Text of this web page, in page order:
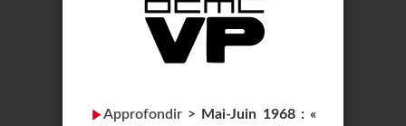
Approfondir >
Mai-Juin 1968 : «